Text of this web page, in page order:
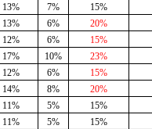
13% 7% 15%
13% 6% 20%
12% 6% 15%
17% 10% 23%
12% 6% 15%
14% 8% 20%
11% 5%
15%
11% 5%
15%